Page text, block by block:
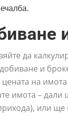
да
и
на
имота –
или